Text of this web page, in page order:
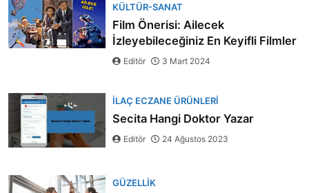
KÜLTÜR-SANAT
Film Önerisi: Ailecek
İzleyebileceğiniz En Keyifli Filmler
Editör 3 Mart 2024
İLAÇ ECZANE ÜRÜNLERI
Secita Hangi Doktor Yazar
Editör 24 Ağustos 2023
GÜZELLIK